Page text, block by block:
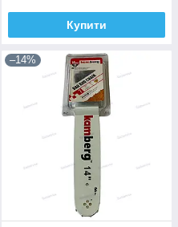
Купити
–14%